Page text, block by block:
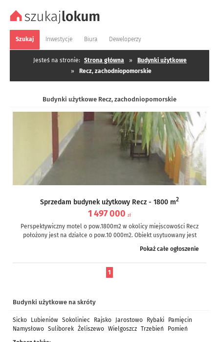
Szukaj Inwestycje Biura Deweloperzy
Jesteś na stronie: Strona główna »
Budynki użytkowe
»
Recz, zachodniopomorskie
Budynki użytkowe Recz, zachodniopomorskie
Sprzedam budynek użytkowy Recz - 1800 m2
1 497 000 zł
Perspektywiczny motel o pow.1800m2 w okolicy miejscowości Recz
położony jest na działce o pow.10 000m2. Obiekt usytuowany jest
Pokaż całe ogłoszenie
1
Budynki użytkowe na skróty
Sicko Lubieniów Sokoliniec Rajsko Jarostowo Rybaki
Pamięcin
Namysłowo Suliborek Żeliszewo Wielgoszcz Trzebień
Pomień